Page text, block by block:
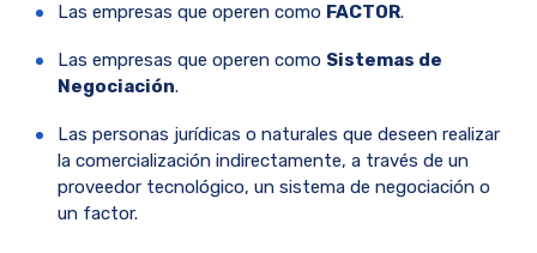
Las empresas que operen como FACTOR.
Las empresas que operen como Sistemas de
Negociación.
Las personas jurídicas o naturales que deseen realizar
la comercialización indirectamente, a través de un
proveedor tecnológico, un sistema de negociación o
un factor.